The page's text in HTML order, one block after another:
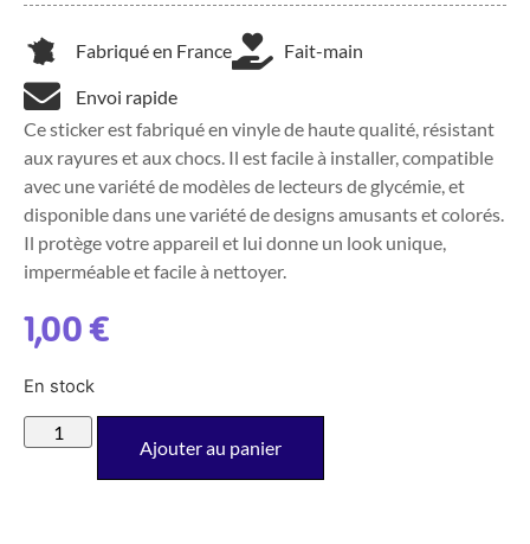
Fabriqué en France Fait-main
Envoi rapide
Ce sticker est fabriqué en vinyle de haute qualité, résistant
aux rayures et aux chocs. Il est facile à installer, compatible
avec une variété de modèles de lecteurs de glycémie, et
disponible dans une variété de designs amusants et colorés.
Il protège votre appareil et lui donne un look unique,
imperméable et facile à nettoyer.
1,00€
En stock
Ajouter au panier